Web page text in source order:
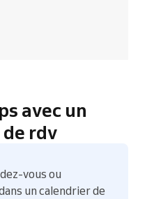
avec un
rdv
vous ou
un calendrier de